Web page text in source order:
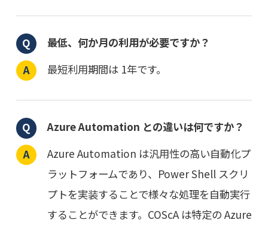
最低、何か月の利用が必要ですか？
最短利用期間は 1年です。
Azure Automation との違いは何ですか？
Azure Automation は汎用性の高い自動化プ
ラットフォームであり、Power Shell スクリ
プトを実装することで様々な処理を自動実行
することができます。COScA は特定の Azure